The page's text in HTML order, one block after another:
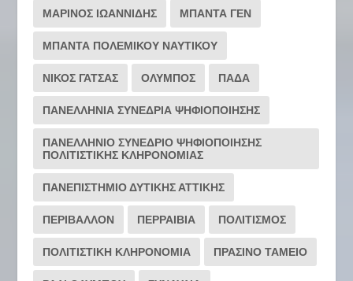
ΜΑΡΙΝΟΣ ΙΩΑΝΝΙΔΗΣ ΜΠΑΝΤΑ ΓΕΝ
ΜΠΑΝΤΑ ΠΟΛΕΜΙΚΟΥ ΝΑΥΤΙΚΟΥ
ΝΙΚΟΣ ΓΑΤΣΑΣ ΟΛΥΜΠΟΣ ΠΑΔΑ
ΠΑΝΕΛΛΗΝΙΑ ΣΥΝΕΔΡΙΑ ΨΗΦΙΟΠΟΙΗΣΗΣ
ΠΑΝΕΛΛΗΝΙΟ ΣΥΝΕΔΡΙΟ ΨΗΦΙΟΠΟΙΗΣΗΣ
ΠΟΛΙΤΙΣΤΙΚΗΣ ΚΛΗΡΟΝΟΜΙΑΣ
ΠΑΝΕΠΙΣΤΗΜΙΟ ΔΥΤΙΚΗΣ ΑΤΤΙΚΗΣ
ΠΕΡΙΒΑΛΛΟΝ ΠΕΡΡΑΙΒΙΑ ΠΟΛΙΤΙΣΜΟΣ
ΠΟΛΙΤΙΣΤΙΚΗ ΚΛΗΡΟΝΟΜΙΑ ΠΡΑΣΙΝΟ ΤΑΜΕΙΟ